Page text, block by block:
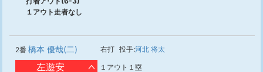
１アウト走者なし
2番 橋本 優哉(二) 右打 投手:河北 将太
左遊安 １アウト１塁